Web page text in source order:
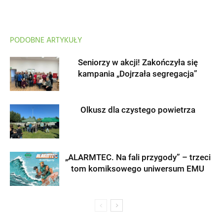
PODOBNE ARTYKUŁY
Seniorzy w akcji! Zakończyła się
kampania „Dojrzała segregacja”
Olkusz dla czystego powietrza
„ALARMTEC. Na fali przygody” – trzeci
tom komiksowego uniwersum EMU